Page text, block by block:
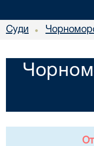
Суди •